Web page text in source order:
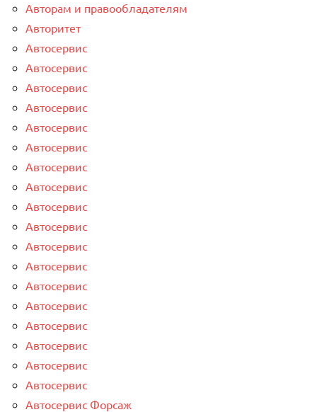
Авторам и правообладателям
Авторитет
Автосервис
Автосервис
Автосервис
Автосервис
Автосервис
Автосервис
Автосервис
Автосервис
Автосервис
Автосервис
Автосервис
Автосервис
Автосервис
Автосервис
Автосервис
Автосервис
Автосервис
Автосервис
Автосервис Форсаж